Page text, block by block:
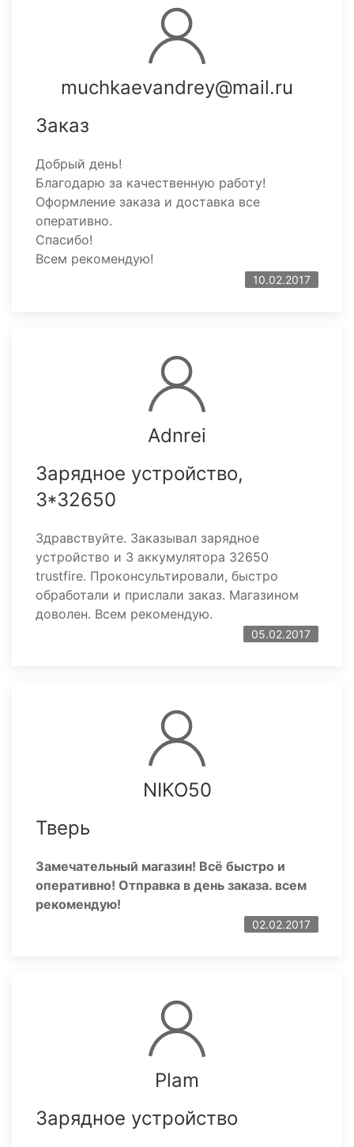
muchkaevandrey@mail.ru
Заказ
Добрый день!
Благодарю за качественную работу!
Оформление заказа и доставка все
оперативно.
Спасибо!
Всем рекомендую!
10.02.2017
Adnrei
Зарядное устройство,
3*32650
Здравствуйте. Заказывал зарядное
устройство и 3 аккумулятора 32650
trustfire. Проконсультировали, быстро
обработали и прислали заказ. Магазином
доволен. Всем рекомендую.
05.02.2017
NIKO50
Тверь
Замечательный магазин! Всё быстро и
оперативно! Отправка в день заказа. всем
рекомендую!
02.02.2017
Plam
Зарядное устройство